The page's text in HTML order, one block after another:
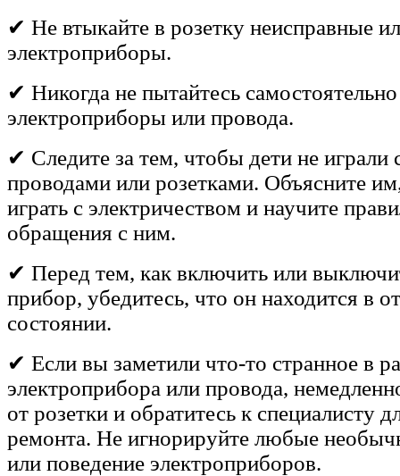
✔ Не втыкайте в розетку неисправные
электроприборы.
✔ Никогда не пытайтесь
электроприборы или провода.
✔ Следите за тем, чтобы дети не играли
проводами или розетками. Объясните
играть с электричеством и научите
обращения с ним.
✔ Перед тем, как включить или
прибор, убедитесь, что он находится в
состоянии.
✔ Если вы заметили что-то странное в
электроприбора или провода,
от розетки и обратитесь к специалисту
ремонта. Не игнорируйте любые
или поведение электроприборов.